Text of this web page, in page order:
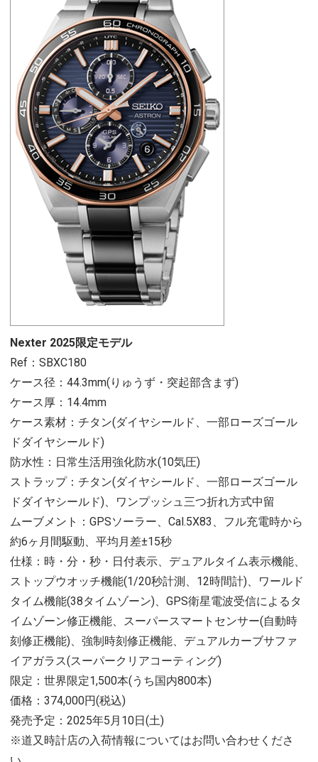
Nexter 2025限定モデル
Ref：SBXC180
ケース径：44.3mm(りゅうず・突起部含まず)
ケース厚：14.4mm
ケース素材：チタン(ダイヤシールド、一部ローズゴール
ドダイヤシールド)
防水性：日常生活用強化防水(10気圧)
ストラップ：チタン(ダイヤシールド、一部ローズゴール
ドダイヤシールド)、ワンプッシュ三つ折れ方式中留
ムーブメント：GPSソーラー、Cal.5X83、フル充電時から
約6ヶ月間駆動、平均月差±15秒
仕様：時・分・秒・日付表示、デュアルタイム表示機能、
ストップウオッチ機能(1/20秒計測、12時間計)、ワールド
タイム機能(38タイムゾーン)、GPS衛星電波受信によるタ
イムゾーン修正機能、スーパースマートセンサー(自動時
刻修正機能)、強制時刻修正機能、デュアルカーブサファ
イアガラス(スーパークリアコーティング)
限定：世界限定1,500本(うち国内800本)
価格：374,000円(税込)
発売予定：2025年5月10日(土)
※道又時計店の入荷情報についてはお問い合わせくださ